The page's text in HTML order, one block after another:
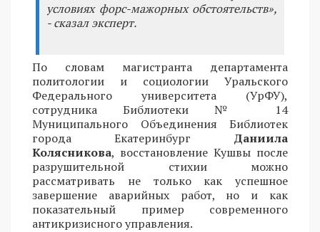
условиях форс-мажорных обстоятельств»,
- сказал эксперт.
По словам магистранта департамента
политологии и социологии Уральского
Федерального университета (УрФУ),
сотрудника Библиотеки № 14
Муниципального Объединения Библиотек
города Екатеринбург Даниила
Колясникова, восстановление Кушвы после
разрушительной стихии можно
рассматривать не только как успешное
завершение аварийных работ, но и как
показательный пример современного
антикризисного управления.